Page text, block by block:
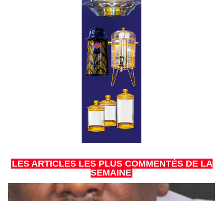
LES ARTICLES LES PLUS COMMENTÉS DE LA
SEMAINE